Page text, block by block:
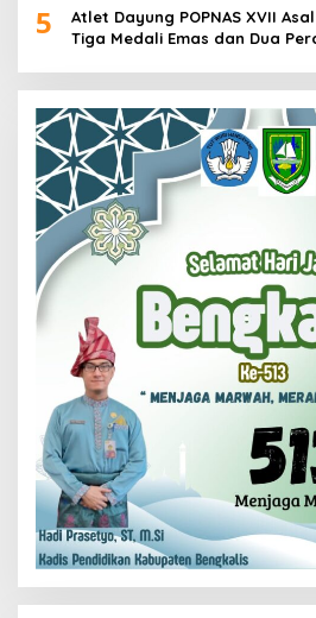
5
Atlet Dayung POPNAS XVII
Tiga Medali Emas dan Dua